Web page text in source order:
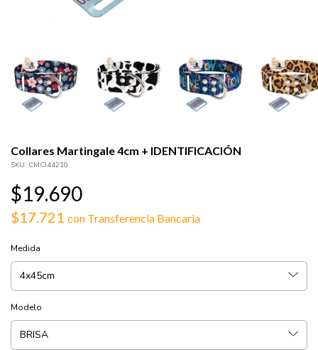
Collares Martingale 4cm + IDENTIFICACIÓN
SKU: CMCI44210
$19.690
$17.721 con Transferencia Bancaria
Medida
Modelo